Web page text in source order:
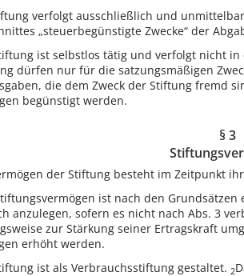
verfolgt ausschließlich und
„steuerbegünstigte Zwecke“ der
ist selbstlos tätig und verfolgt nicht
dürfen nur für die satzungsmäßigen
die dem Zweck der Stiftung fremd
begünstigt werden.
§ 3
der Stiftung besteht im Zeitpunkt
ist nach den
anzulegen, sofern es nicht nach Abs. 3
zur Stärkung seiner Ertragskraft
erhöht werden.
ist als Verbrauchsstiftung gestaltet. 2